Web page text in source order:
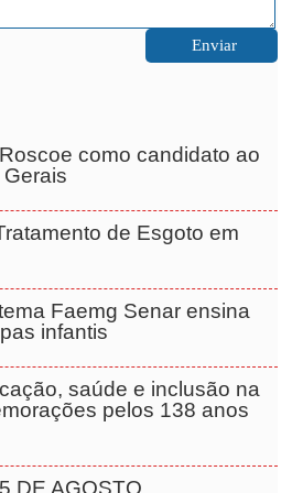
como candidato ao
de Esgoto em
Faemg Senar ensina
infantis
saúde e inclusão na
pelos 138 anos
DE AGOSTO